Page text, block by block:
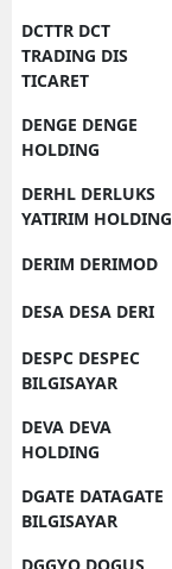
DCTTR DCT
TRADING DIS
TICARET
DENGE DENGE
HOLDING
DERHL DERLUKS
YATIRIM HOLDING
DERIM DERIMOD
DESA DESA DERI
DESPC DESPEC
BILGISAYAR
DEVA DEVA
HOLDING
DGATE DATAGATE
BILGISAYAR
DGGYO DOGUS